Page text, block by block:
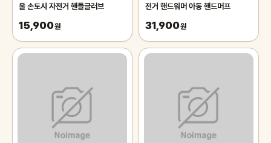
울 손토시 자전거 핸들글러브
15,900원
전거 핸드워머 아동 핸드머프
31,900원